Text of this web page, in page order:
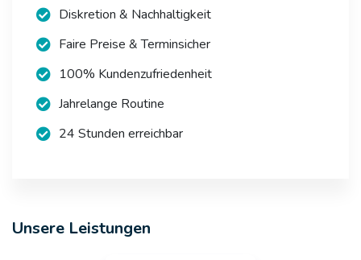
Diskretion & Nachhaltigkeit
Faire Preise & Terminsicher
100% Kundenzufriedenheit
Jahrelange Routine
24 Stunden erreichbar
Unsere Leistungen